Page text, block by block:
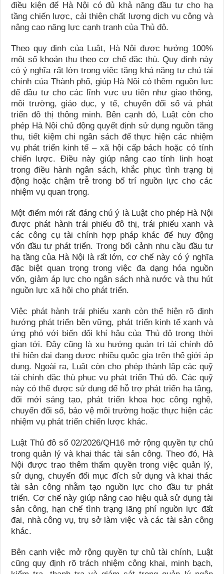
điều kiện để Hà Nội có đủ khả năng đầu tư cho hạ
tầng chiến lược, cải thiện chất lượng dịch vụ công và
nâng cao năng lực cạnh tranh của Thủ đô.
Theo quy định của Luật, Hà Nội được hưởng 100%
một số khoản thu theo cơ chế đặc thù. Quy định này
có ý nghĩa rất lớn trong việc tăng khả năng tự chủ tài
chính của Thành phố, giúp Hà Nội có thêm nguồn lực
để đầu tư cho các lĩnh vực ưu tiên như giao thông,
môi trường, giáo dục, y tế, chuyển đổi số và phát
triển đô thị thông minh. Bên cạnh đó, Luật còn cho
phép Hà Nội chủ động quyết định sử dụng nguồn tăng
thu, tiết kiệm chi ngân sách để thực hiện các nhiệm
vụ phát triển kinh tế – xã hội cấp bách hoặc có tính
chiến lược. Điều này giúp nâng cao tính linh hoạt
trong điều hành ngân sách, khắc phục tình trạng bị
động hoặc chậm trễ trong bố trí nguồn lực cho các
nhiệm vụ quan trọng.
Một điểm mới rất đáng chú ý là Luật cho phép Hà Nội
được phát hành trái phiếu đô thị, trái phiếu xanh và
các công cụ tài chính hợp pháp khác để huy động
vốn đầu tư phát triển. Trong bối cảnh nhu cầu đầu tư
hạ tầng của Hà Nội là rất lớn, cơ chế này có ý nghĩa
đặc biệt quan trọng trong việc đa dạng hóa nguồn
vốn, giảm áp lực cho ngân sách nhà nước và thu hút
nguồn lực xã hội cho phát triển.
Việc phát hành trái phiếu xanh còn thể hiện rõ định
hướng phát triển bền vững, phát triển kinh tế xanh và
ứng phó với biến đổi khí hậu của Thủ đô trong thời
gian tới. Đây cũng là xu hướng quản trị tài chính đô
thị hiện đại đang được nhiều quốc gia trên thế giới áp
dụng. Ngoài ra, Luật còn cho phép thành lập các quỹ
tài chính đặc thù phục vụ phát triển Thủ đô. Các quỹ
này có thể được sử dụng để hỗ trợ phát triển hạ tầng,
đổi mới sáng tạo, phát triển khoa học công nghệ,
chuyển đổi số, bảo vệ môi trường hoặc thực hiện các
nhiệm vụ phát triển chiến lược khác.
Luật Thủ đô số 02/2026/QH16 mở rộng quyền tự chủ
trong quản lý và khai thác tài sản công. Theo đó, Hà
Nội được trao thêm thẩm quyền trong việc quản lý,
sử dụng, chuyển đổi mục đích sử dụng và khai thác
tài sản công nhằm tạo nguồn lực cho đầu tư phát
triển. Cơ chế này giúp nâng cao hiệu quả sử dụng tài
sản công, hạn chế tình trạng lãng phí nguồn lực đất
đai, nhà công vụ, trụ sở làm việc và các tài sản công
khác.
Bên cạnh việc mở rộng quyền tự chủ tài chính, Luật
cũng quy định rõ trách nhiệm công khai, minh bạch,